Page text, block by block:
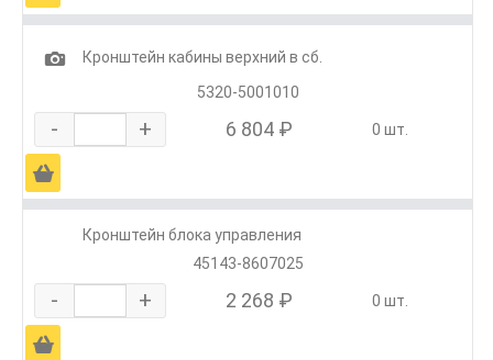
1
Кронштейн кабины верхний в сб.
5320-5001010
- + 6 804 ₽ 0 шт.
Ä
Кронштейн блока управления
45143-8607025
- + 2 268 ₽ 0 шт.
Ä